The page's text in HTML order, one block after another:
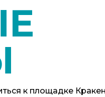
к площадке